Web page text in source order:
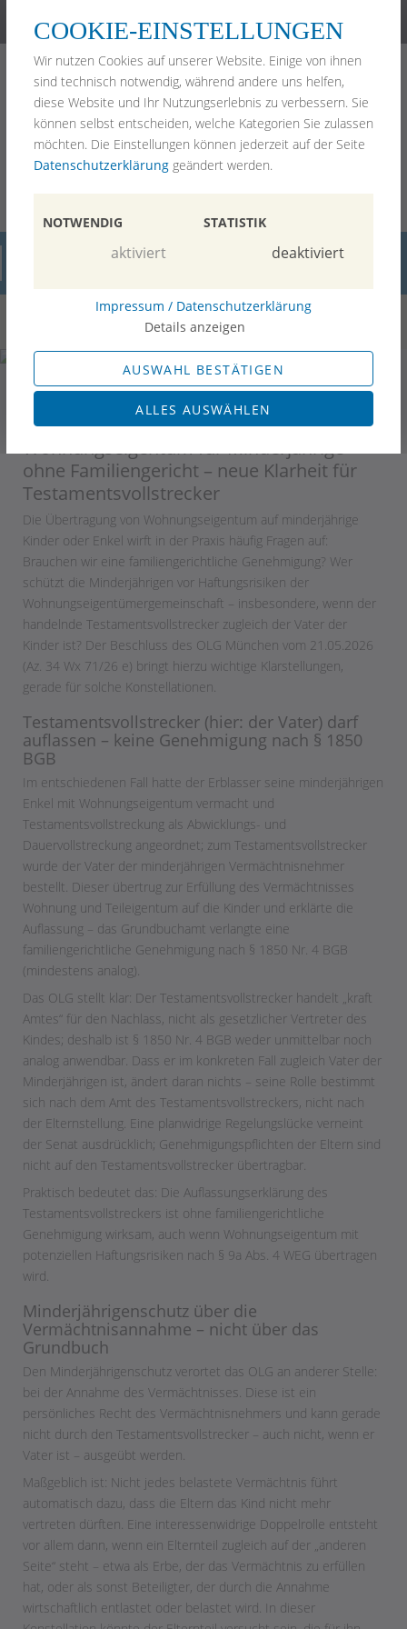
COOKIE-EINSTELLUNGEN
Wir nutzen Cookies auf unserer Website. Einige von ihnen
sind technisch notwendig, während andere uns helfen,
diese Website und Ihr Nutzungserlebnis zu verbessern. Sie
können selbst entscheiden, welche Kategorien Sie zulassen
möchten. Die Einstellungen können jederzeit auf der Seite
Datenschutzerklärunggeändert werden.
NOTWENDIG
aktiviert
STATISTIK
deaktiviert
Impressum / Datenschutzerklärung
Details anzeigen
AUSWAHL BESTÄTIGEN
ALLES AUSWÄHLEN
(089) 99 92 97 2-0 kanzlei@pawlik-rechtsanwaelte.de
Home
Arbeitsrecht
Erbrecht & Vorsorge
Mietrecht
Anwälte
Impressum
Wohnungseigentum für Minderjährige
ohne Familiengericht – neue Klarheit für
Testamentsvollstrecker
Die Übertragung von Wohnungseigentum auf minderjährige
Kinder oder Enkel wirft in der Praxis häufig Fragen auf:
Brauchen wir eine familiengerichtliche Genehmigung? Wer
schützt die Minderjährigen vor Haftungsrisiken der
Wohnungseigentümergemeinschaft – insbesondere, wenn der
handelnde Testamentsvollstrecker zugleich der Vater der
Kinder ist? Der Beschluss des OLG München vom 21.05.2026
(Az. 34 Wx 71/26 e) bringt hierzu wichtige Klarstellungen,
gerade für solche Konstellationen.
Testamentsvollstrecker (hier: der Vater) darf
auflassen – keine Genehmigung nach § 1850
BGB
Im entschiedenen Fall hatte der Erblasser seine minderjährigen
Enkel mit Wohnungseigentum vermacht und
Testamentsvollstreckung als Abwicklungs- und
Dauervollstreckung angeordnet; zum Testamentsvollstrecker
wurde der Vater der minderjährigen Vermächtnisnehmer
bestellt. Dieser übertrug zur Erfüllung des Vermächtnisses
Wohnung und Teileigentum auf die Kinder und erklärte die
Auflassung – das Grundbuchamt verlangte eine
familiengerichtliche Genehmigung nach § 1850 Nr. 4 BGB
(mindestens analog).
Das OLG stellt klar: Der Testamentsvollstrecker handelt „kraft
Amtes“ für den Nachlass, nicht als gesetzlicher Vertreter des
Kindes; deshalb ist § 1850 Nr. 4 BGB weder unmittelbar noch
analog anwendbar. Dass er im konkreten Fall zugleich Vater der
Minderjährigen ist, ändert daran nichts – seine Rolle bestimmt
sich nach dem Amt des Testamentsvollstreckers, nicht nach
der Elternstellung. Eine planwidrige Regelungslücke verneint
der Senat ausdrücklich; Genehmigungspflichten der Eltern sind
nicht auf den Testamentsvollstrecker übertragbar.
Praktisch bedeutet das: Die Auflassungserklärung des
Testamentsvollstreckers ist ohne familiengerichtliche
Genehmigung wirksam, auch wenn Wohnungseigentum mit
potenziellen Haftungsrisiken nach § 9a Abs. 4 WEG übertragen
wird.
Minderjährigenschutz über die
Vermächtnisannahme – nicht über das
Grundbuch
Den Minderjährigenschutz verortet das OLG an anderer Stelle:
bei der Annahme des Vermächtnisses. Diese ist ein
persönliches Recht des Vermächtnisnehmers und kann gerade
nicht durch den Testamentsvollstrecker – auch nicht, wenn er
Vater ist – ausgeübt werden.
Maßgeblich ist: Nicht jedes belastete Vermächtnis führt
automatisch dazu, dass die Eltern das Kind nicht mehr
vertreten dürften. Eine interessenwidrige Doppelrolle entsteht
vor allem dann, wenn ein Elternteil zugleich auf der „anderen
Seite“ steht – etwa als Erbe, der das Vermächtnis zu erfüllen
hat, oder als sonst Beteiligter, der durch die Annahme
wirtschaftlich entlastet oder belastet wird. In dieser